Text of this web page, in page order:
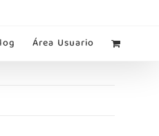
Área Usuario